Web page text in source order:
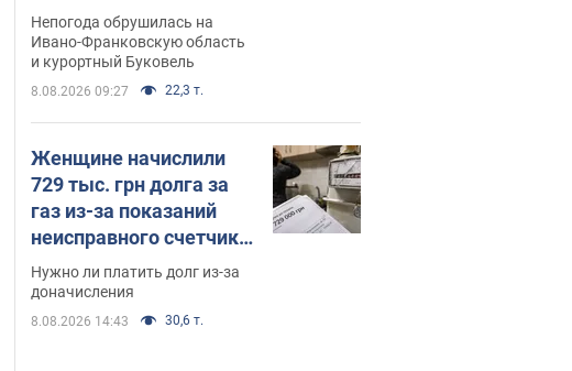
превратились в реки.
Видео
Непогода обрушилась на
Ивано-Франковскую область
и курортный Буковель
8.08.2026 09:27 22,3 т.
Женщине начислили
729 тыс. грн долга за
газ из-за показаний
неисправного счетчика:
судья вынес
неожиданное решение
Нужно ли платить долг из-за
доначисления
8.08.2026 14:43 30,6 т.